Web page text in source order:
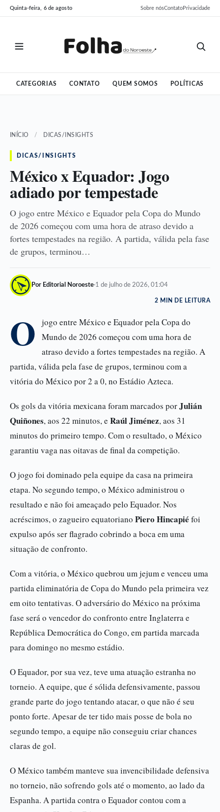
Pular
para
Pular
para
Quinta-feira, 6 de agosto Sobre nósContatoPrivacidade
CATEGORIAS CONTATO QUEM SOMOS POLÍTICAS
INÍCIO / DICAS/INSIGHTS
DICAS/INSIGHTS
México x Equador: Jogo
adiado por tempestade
O jogo entre México e Equador pela Copa do Mundo
de 2026 começou com uma hora de atraso devido a
fortes tempestades na região. A partida, válida pela fase
de grupos, terminou…
Por Editorial Noroeste·1 de julho de 2026, 01:04
2 MIN DE LEITURA
O
jogo entre México e Equador pela Copa do
Mundo de 2026 começou com uma hora de
atraso devido a fortes tempestades na região. A
partida, válida pela fase de grupos, terminou com a
vitória do México por 2 a 0, no Estádio Azteca.
Os gols da vitória mexicana foram marcados porJulián
Quiñones, aos 22 minutos, e Raúl Jiménez, aos 31
minutos do primeiro tempo. Com o resultado, o México
garantiu vaga nas oitavas de final da competição.
O jogo foi dominado pela equipe da casa na primeira
etapa. No segundo tempo, o México administrou o
resultado e não foi ameaçado pelo Equador. Nos
acréscimos, o zagueiro equatoriano Piero Hincapié foi
expulso após ser flagrado cobrindo a boca em uma
situação de confronto.
Com a vitória, o México quebrou um jejum e venceu uma
partida eliminatória de Copa do Mundo pela primeira vez
em oito tentativas. O adversário do México na próxima
fase será o vencedor do confronto entre Inglaterra e
República Democrática do Congo, em partida marcada
para domingo no mesmo estádio.
O Equador, por sua vez, teve uma atuação estranha no
torneio. A equipe, que é sólida defensivamente, passou
grande parte do jogo tentando atacar, o que não é seu
ponto forte. Apesar de ter tido mais posse de bola no
segundo tempo, a equipe não conseguiu criar chances
claras de gol.
O México também manteve sua invencibilidade defensiva
no torneio, não sofrendo gols até o momento, ao lado da
Espanha. A partida contra o Equador contou com a